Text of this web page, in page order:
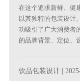
在这个追求新鲜、健
以其独特的包装设计
功吸引了广大消费者
的品牌背景、定位、
饮品包装设计 |